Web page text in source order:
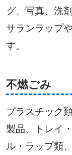
グ、写真、洗
サランラップ
す。
不燃ごみ
プラスチック
製品、トレイ
ル・ラップ類